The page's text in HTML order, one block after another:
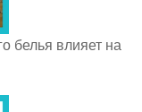
белья влияет на